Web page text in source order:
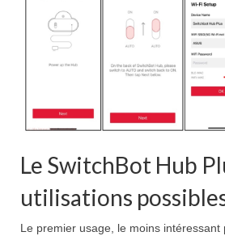
Le SwitchBot Hub
utilisations
Le premier usage, le moins intéressant